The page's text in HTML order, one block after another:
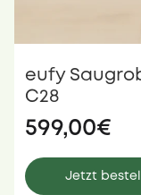
eufy
C28
599,00€
Jetzt